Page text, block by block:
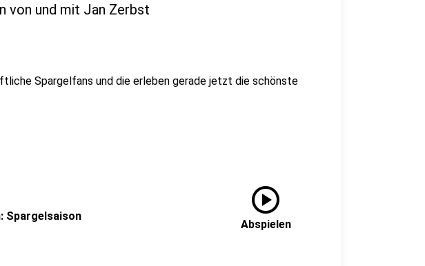
von und mit Jan Zerbst
Spargelfans und die erleben gerade jetzt die schönste
Spargelsaison
play_circle
Abspielen